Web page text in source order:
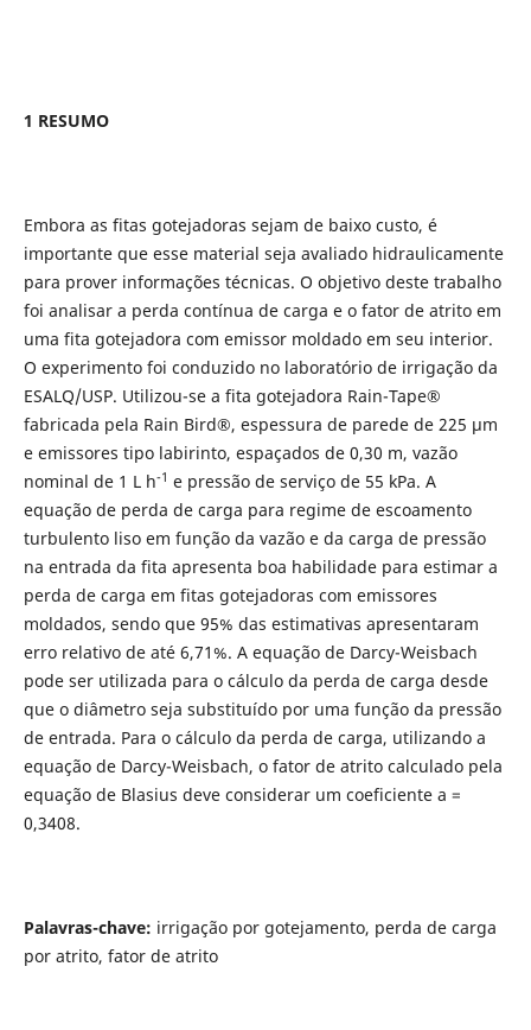
1 RESUMO
Embora as fitas gotejadoras sejam de baixo custo, é
importante que esse material seja avaliado hidraulicamente
para prover informações técnicas. O objetivo deste trabalho
foi analisar a perda contínua de carga e o fator de atrito em
uma fita gotejadora com emissor moldado em seu interior.
O experimento foi conduzido no laboratório de irrigação da
ESALQ/USP. Utilizou-se a fita gotejadora Rain-Tape®
fabricada pela Rain Bird®, espessura de parede de 225 µm
e emissores tipo labirinto, espaçados de 0,30 m, vazão
nominal de 1 L h-1 e pressão de serviço de 55 kPa. A
equação de perda de carga para regime de escoamento
turbulento liso em função da vazão e da carga de pressão
na entrada da fita apresenta boa habilidade para estimar a
perda de carga em fitas gotejadoras com emissores
moldados, sendo que 95% das estimativas apresentaram
erro relativo de até 6,71%. A equação de Darcy-Weisbach
pode ser utilizada para o cálculo da perda de carga desde
que o diâmetro seja substituído por uma função da pressão
de entrada. Para o cálculo da perda de carga, utilizando a
equação de Darcy-Weisbach, o fator de atrito calculado pela
equação de Blasius deve considerar um coeficiente a =
0,3408.
Palavras-chave: irrigação por gotejamento, perda de carga
por atrito, fator de atrito